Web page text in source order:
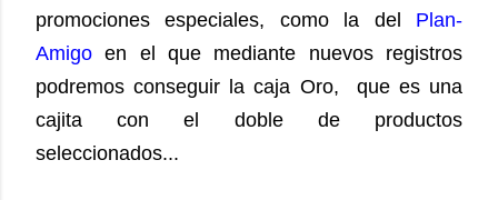
promociones especiales, como la del Plan-
Amigo en el que mediante nuevos registros
podremos conseguir la caja Oro, que es una
cajita con el doble de productos
seleccionados...